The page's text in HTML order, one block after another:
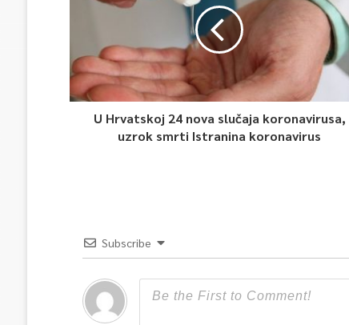
U Hrvatskoj 24 nova slučaja koronavirusa,
uzrok smrti Istranina koronavirus
Subscribe